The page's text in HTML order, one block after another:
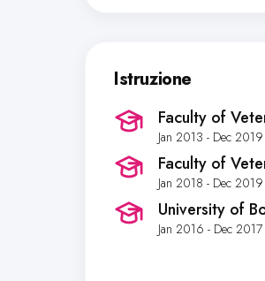
Istruzione
Faculty of
Jan 2013 - Dec 2019
Faculty of
Jan 2018 - Dec 2019
University of
Jan 2016 - Dec 2017